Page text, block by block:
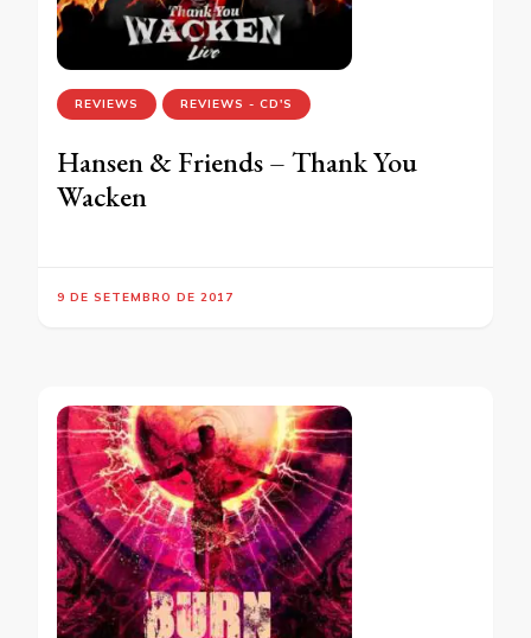
REVIEWS REVIEWS - CD'S
Hansen & Friends – Thank You
Wacken
9 DE SETEMBRO DE 2017